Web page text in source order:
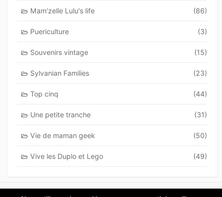
Mam'zelle Lulu's life (86)
Puericulture (3)
Souvenirs vintage (15)
Sylvanian Families (23)
Top cinq (44)
Une petite tranche (31)
Vie de maman geek (50)
Vive les Duplo et Lego (49)